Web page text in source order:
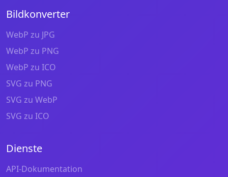
Bildkonverter
WebP zu JPG
WebP zu PNG
WebP zu ICO
SVG zu PNG
SVG zu WebP
SVG zu ICO
Dienste
API-Dokumentation